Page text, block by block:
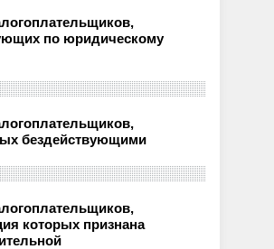
по юридическому
бездействующими
которых признана